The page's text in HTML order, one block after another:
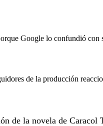
Google lo confundió con
de la producción
de la novela de Caracol